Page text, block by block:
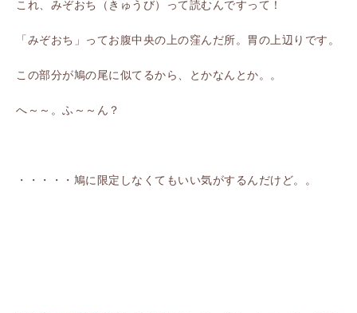
これ、みぞおち（きゅうび）って読むんですって！
「みぞおち」ってお腹中央の上の窪んだ所。胃の上辺りです。
この部分が鳩の尾に似てるから、とかなんとか。。
へ～～。ふ～～ん？
・・・・・鳩に限定しなくてもいい気がするんだけど。。